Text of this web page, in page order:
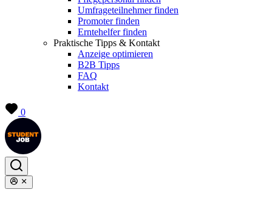
Umfrageteilnehmer finden
Promoter finden
Erntehelfer finden
Praktische Tipps & Kontakt
Anzeige optimieren
B2B Tipps
FAQ
Kontakt
0